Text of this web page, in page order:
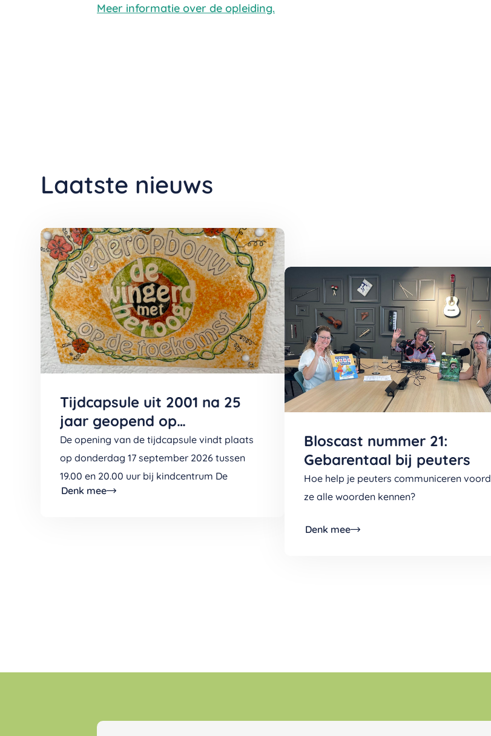
Meer informatie over de opleiding.
Laatste nieuws
Tijdcapsule uit 2001 na 25
jaar geopend op
Kindcentrum De Boomladder
(v/h De Wingerd)
De opening van de tijdcapsule vindt plaats
op donderdag 17 september 2026 tussen
19.00 en 20.00 uur bij kindcentrum De
Boomladder
Denk mee
Bloscast nummer 21:
Gebarentaal bij peuters
Hoe help je peuters communiceren
ze alle woorden kennen?
Denk mee